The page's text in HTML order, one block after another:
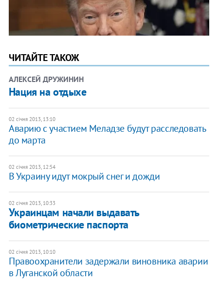
ЧИТАЙТЕ ТАКОЖ
АЛЕКСЕЙ ДРУЖИНИН
Нация на отдыхе
02 січня 2013, 13:10
Аварию с участием Меладзе будут расследовать
до марта
02 січня 2013, 12:54
В Украину идут мокрый снег и дожди
02 січня 2013, 10:33
Украинцам начали выдавать
биометрические паспорта
02 січня 2013, 10:10
​Правоохранители задержали виновника аварии
в Луганской области